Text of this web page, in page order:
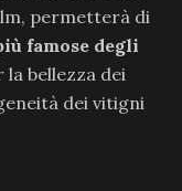
permetterà di
famose degli
bellezza dei
dei vitigni